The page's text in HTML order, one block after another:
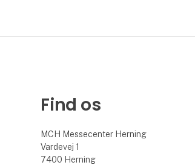
Find os
MCH Messecenter Herning
Vardevej 1
7400 Herning